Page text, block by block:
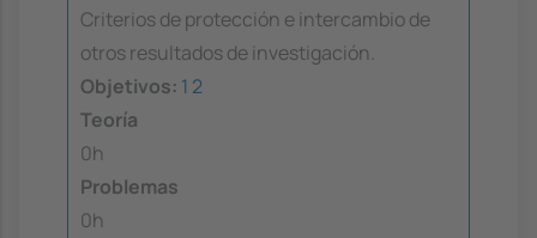
Criterios de protección e intercambio de
otros resultados de investigación.
Objetivos: 1 2
Teoría
0h
Problemas
0h